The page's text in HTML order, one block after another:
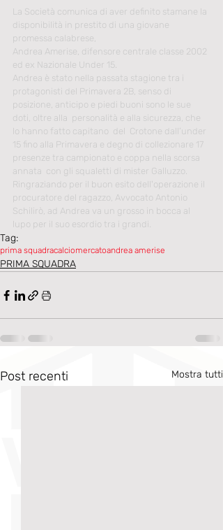
La Società comunica di aver definito stamane la
disponibilità in prestito di una giovane
promessa calabrese,
Andrea Amerise, difensore centrale classe 2002
ed ex Nazionale Under 15.
Andrea è stato nella passata stagione tra i
protagonisti del Primavera 2B, senso di
posizione, anticipo e piedi buoni sono le sue
doti, oltre alla  personalità e alla sicurezza, che
lo hanno fatto capitano  del  Crotone dall’under
15 fino alla Primavera e degno di collezionare 17
presenze tra campionato e coppa nella scorsa
annata  con gli squaletti di mister Galluzzo.
Ringraziando per il buon esito dell'operazione il
procuratore del ragazzo, Avvocato Antonio
Schilirò, ad Andrea va un grosso in bocca al
lupo per il suo esordio tra i grandi.
Tag:
prima squadracalciomercatoandrea amerise
PRIMA SQUADRA
Post recenti Mostra tutti